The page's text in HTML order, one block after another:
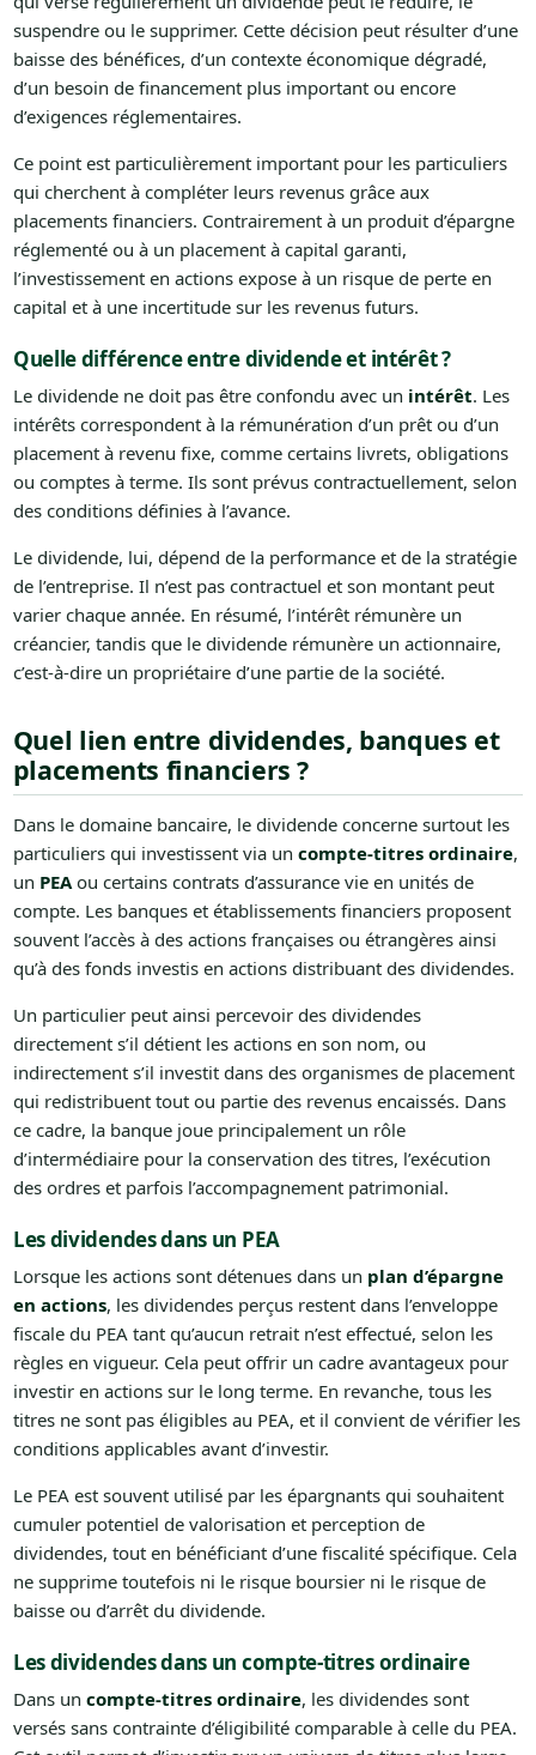
suspendre ou le supprimer. Cette décision peut résulter d’une
baisse des bénéfices, d’un contexte économique dégradé,
d’un besoin de financement plus important ou encore
d’exigences réglementaires.
Ce point est particulièrement important pour les particuliers
qui cherchent à compléter leurs revenus grâce aux
placements financiers. Contrairement à un produit d’épargne
réglementé ou à un placement à capital garanti,
l’investissement en actions expose à un risque de perte en
capital et à une incertitude sur les revenus futurs.
Quelle différence entre dividende et intérêt ?
Le dividende ne doit pas être confondu avec un intérêt. Les
intérêts correspondent à la rémunération d’un prêt ou d’un
placement à revenu fixe, comme certains livrets, obligations
ou comptes à terme. Ils sont prévus contractuellement, selon
des conditions définies à l’avance.
Le dividende, lui, dépend de la performance et de la stratégie
de l’entreprise. Il n’est pas contractuel et son montant peut
varier chaque année. En résumé, l’intérêt rémunère un
créancier, tandis que le dividende rémunère un actionnaire,
c’est-à-dire un propriétaire d’une partie de la société.
Quel lien entre dividendes, banques et
placements financiers ?
Dans le domaine bancaire, le dividende concerne surtout les
particuliers qui investissent via un compte-titres ordinaire,
un PEAou certains contrats d’assurance vie en unités de
compte. Les banques et établissements financiers proposent
souvent l’accès à des actions françaises ou étrangères ainsi
qu’à des fonds investis en actions distribuant des dividendes.
Un particulier peut ainsi percevoir des dividendes
directement s’il détient les actions en son nom, ou
indirectement s’il investit dans des organismes de placement
qui redistribuent tout ou partie des revenus encaissés. Dans
ce cadre, la banque joue principalement un rôle
d’intermédiaire pour la conservation des titres, l’exécution
des ordres et parfois l’accompagnement patrimonial.
Les dividendes dans un PEA
Lorsque les actions sont détenues dans un plan d’épargne
en actions, les dividendes perçus restent dans l’enveloppe
fiscale du PEA tant qu’aucun retrait n’est effectué, selon les
règles en vigueur. Cela peut offrir un cadre avantageux pour
investir en actions sur le long terme. En revanche, tous les
titres ne sont pas éligibles au PEA, et il convient de vérifier les
conditions applicables avant d’investir.
Le PEA est souvent utilisé par les épargnants qui souhaitent
cumuler potentiel de valorisation et perception de
dividendes, tout en bénéficiant d’une fiscalité spécifique. Cela
ne supprime toutefois ni le risque boursier ni le risque de
baisse ou d’arrêt du dividende.
Les dividendes dans un compte-titres ordinaire
Dans un compte-titres ordinaire, les dividendes sont
versés sans contrainte d’éligibilité comparable à celle du PEA.